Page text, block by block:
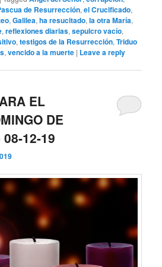
de Resurrección,el Crucificado,
,Galilea,ha resucitado,la otra María,
,reflexiones diarias,sepulcro vacío,
,testigos de la Resurrección,Triduo
,vencido a la muerte | Leave a reply
EL
DE
08-12-19